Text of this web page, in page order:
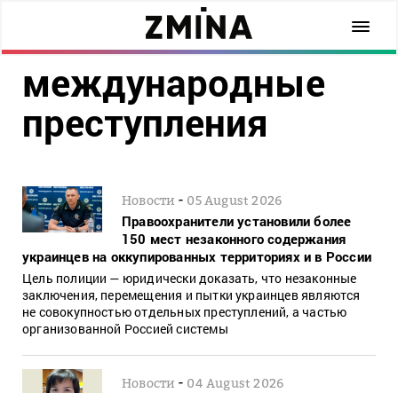
международные
преступления
Новости - 05 August 2026
Правоохранители установили более
150 мест незаконного содержания
украинцев на оккупированных территориях и в России
Цель полиции — юридически доказать, что незаконные
заключения, перемещения и пытки украинцев являются
не совокупностью отдельных преступлений, а частью
организованной Россией системы
Новости - 04 August 2026